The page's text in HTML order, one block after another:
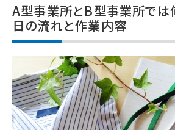
A型事業所とB型事業所では
日の流れと作業内容